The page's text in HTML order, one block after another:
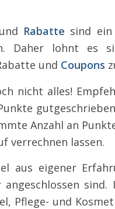
und Rabatte sind
Daher lohnt es
und Coupons
nicht alles!
Anzahl an
verrechnen lassen.
aus eigener
angeschlossen
Pflege- und